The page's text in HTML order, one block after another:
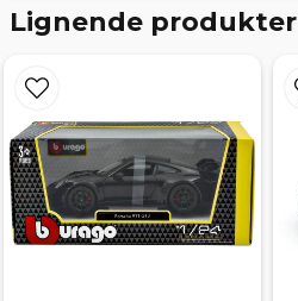
Lignende produkter